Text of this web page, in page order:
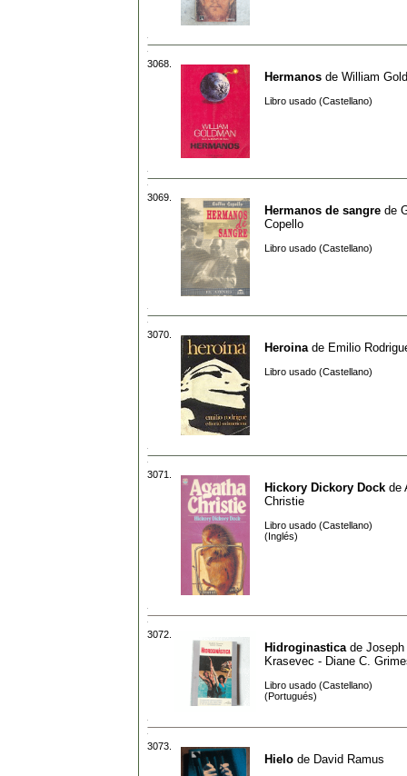
3068.
Hermanos de William
Libro usado (Castellano)
3069.
Hermanos de sangre de
Copello
Libro usado (Castellano)
3070.
Heroina de Emilio
Libro usado (Castellano)
3071.
Hickory Dickory Dock de
Christie
Libro usado (Castellano)
(Inglés)
3072.
Hidroginastica de Joseph
Krasevec - Diane C.
Libro usado (Castellano)
(Portugués)
3073.
Hielo de David Ramus